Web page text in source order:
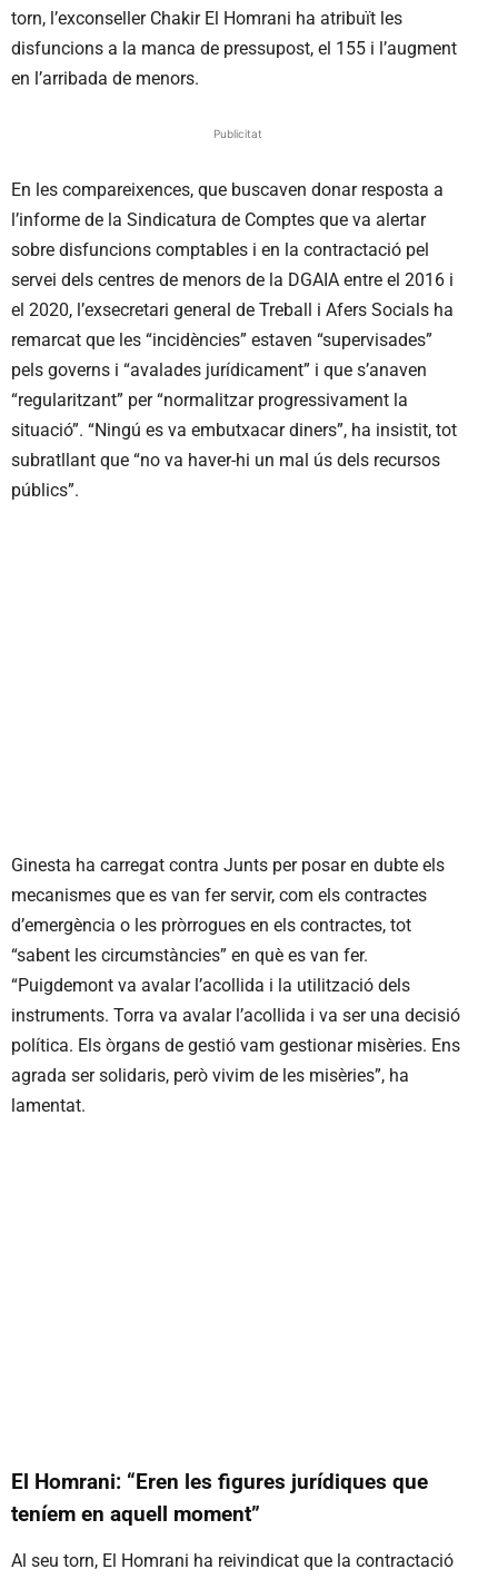
torn, l’exconseller Chakir El Homrani ha atribuït les
disfuncions a la manca de pressupost, el 155 i l’augment
en l’arribada de menors.
Publicitat
En les compareixences, que buscaven donar resposta a
l’informe de la Sindicatura de Comptes que va alertar
sobre disfuncions comptables i en la contractació pel
servei dels centres de menors de la DGAIA entre el 2016 i
el 2020, l’exsecretari general de Treball i Afers Socials ha
remarcat que les “incidències” estaven “supervisades”
pels governs i “avalades jurídicament” i que s’anaven
“regularitzant” per “normalitzar progressivament la
situació”. “Ningú es va embutxacar diners”, ha insistit, tot
subratllant que “no va haver-hi un mal ús dels recursos
públics”.
Ginesta ha carregat contra Junts per posar en dubte els
mecanismes que es van fer servir, com els contractes
d’emergència o les pròrrogues en els contractes, tot
“sabent les circumstàncies” en què es van fer.
“Puigdemont va avalar l’acollida i la utilització dels
instruments. Torra va avalar l’acollida i va ser una decisió
política. Els òrgans de gestió vam gestionar misèries. Ens
agrada ser solidaris, però vivim de les misèries”, ha
lamentat.
El Homrani: “Eren les figures jurídiques que
teníem en aquell moment”
Al seu torn, El Homrani ha reivindicat que la contractació